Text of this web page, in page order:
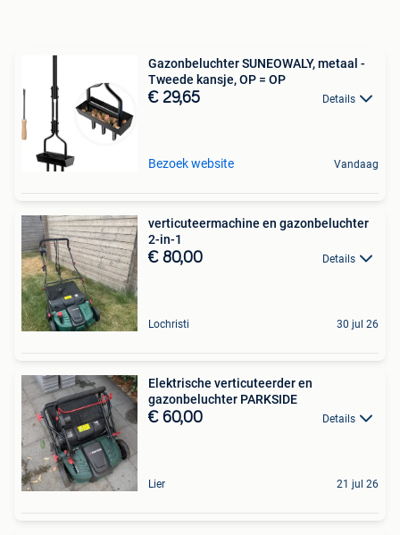
Gazonbeluchter SUNEOWALY, metaal -
Tweede kansje, OP = OP
€ 29,65 Details
Bezoek website Vandaag
verticuteermachine en gazonbeluchter
2-in-1
€ 80,00 Details
Lochristi 30 jul 26
Elektrische verticuteerder en
gazonbeluchter PARKSIDE
€ 60,00 Details
Lier 21 jul 26